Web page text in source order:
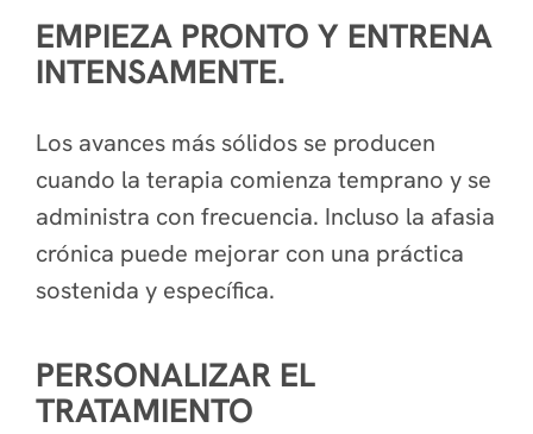
EMPIEZA PRONTO Y ENTRENA
INTENSAMENTE.
Los avances más sólidos se producen
cuando la terapia comienza temprano y se
administra con frecuencia. Incluso la afasia
crónica puede mejorar con una práctica
sostenida y específica.
PERSONALIZAR EL
TRATAMIENTO